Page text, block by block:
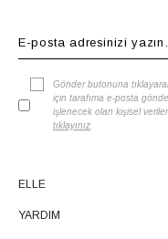
Gönder butonuna
için tarafıma e-posta
işlenecek olan kişisel
tıklayınız
ELLE
YARDIM